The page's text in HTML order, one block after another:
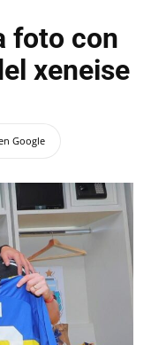
foto con
xeneise
Google